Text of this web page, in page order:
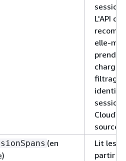
session
L'API de
elle-
prend
charge
filtrage
session
sources.
(en
Lit les
partir